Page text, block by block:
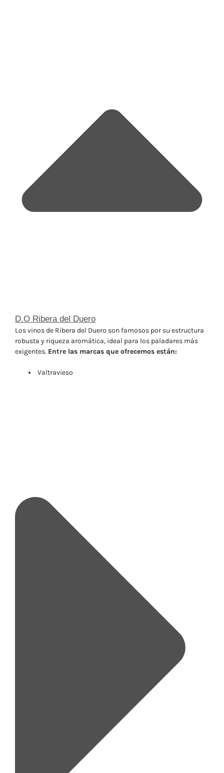
D.O Ribera del Duero
Los vinos de Ribera del Duero son famosos por su estructura
robusta y riqueza aromática, ideal para los paladares más
exigentes. Entre las marcas que ofrecemos están:
Valtravieso